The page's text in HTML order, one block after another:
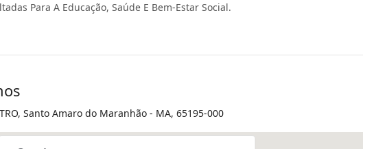
Para A Educação, Saúde E Bem-Estar Social.
Santo Amaro do Maranhão - MA, 65195-000